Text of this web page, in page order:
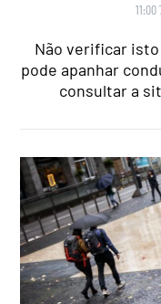
Não verificar
pode apanhar
consultar a